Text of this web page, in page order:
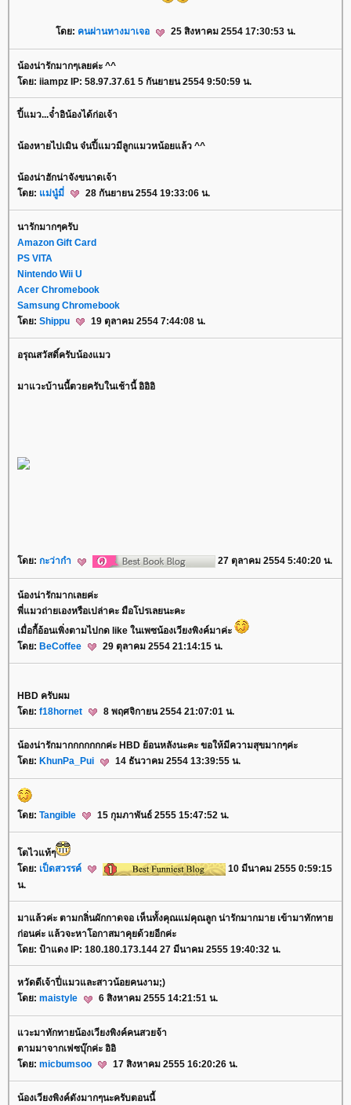
ดย: คนผ่านทางมาเจอ 25 สิงหาคม 2554 17:30:53 น.
น้องน่ารักมากๆเลยค่ะ ^^
ดย: iiampz IP: 58.97.37.61 5 กันยายน 2554 9:50:59 น.
ปี้แมว...จ๋ำอิน้องได้ก่อเจ้า
น้องหายไปเมิน จ๋นปี้แมวมีลูกแมวหน้อยแล้ว ^^
น้องน่าฮักน่าจังขนาดเจ้า
ดย: ม่นู๋มี่ 28 กันยายน 2554 19:33:06 น.
นารักมากๆครับ
Amazon Gift Card
PS VITA
Nintendo Wii U
Acer Chromebook
Samsung Chromebook
ดย: Shippu 19 ตุลาคม 2554 7:44:08 น.
อรุณสวัสดิ์ครับน้องแมว
มาแวะบ้านนี้ตวยครับในเช้านี้ อิอิอิ
ดย: กะว่าก๋า 27 ตุลาคม 2554 5:40:20 น.
น้องน่ารักมากเลยค่ะ
พี่แมวถ่ายเองหรือเปล่าคะ มือโปรเลยนะคะ
เมื่อกี้อ้อนเพิ่งตามไปกด like ในเพซน้องเวียงพิงค์มาค่ะ
ดย: BeCoffee 29 ตุลาคม 2554 21:14:15 น.
HBD ครับผม
ดย: f18hornet 8 พฤศจิกายน 2554 21:07:01 น.
น้องน่ารักมากกกกกกกค่ะ HBD ย้อนหลังนะคะ ขอให้มีความสุขมากๆค่ะ
ดย: KhunPa_Pui 14 ธันวาคม 2554 13:39:55 น.
ดย: Tangible 15 กุมภาพันธ์ 2555 15:47:52 น.
ตไวแท้ๆ
ดย: เป็ดสวรรค์
10 มีนาคม 2555 0:59:15
น.
มาแล้วค่ะ ตามกลิ่นผักกาดจอ เห็นทั้งคุณแม่คุณลูก น่ารักมากมาย เข้ามาทักทา
ก่อนค่ะ แล้วจะหาโอกาสมาคุยด้วยอีกค่ะ
ดย: ป้าแดง IP: 180.180.173.144 27 มีนาคม 2555 19:40:32 น.
หวัดดีเจ้าปี่แมวและสาวน้อยคนงาม;)
ดย: maistyle 6 สิงหาคม 2555 14:21:51 น.
วะมาทักทายน้องเวียงพิงค์คนสวยจ้า
ตามมาจากเฟซบุ๊กค่ะ อิอิ
ดย: micbumsoo 17 สิงหาคม 2555 16:20:26 น.
น้องเวียงพิงค์ดังมากๆนะครับตอนนี้